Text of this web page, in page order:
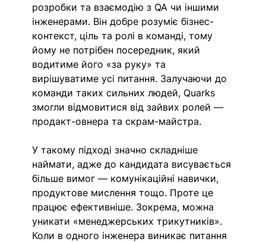
розробки та взаємодію з QA чи іншими
інженерами. Він добре розуміє бізнес-
контекст, ціль та ролі в команді, тому
йому не потрібен посередник, який
водитиме його «за руку» та
вирішуватиме усі питання. Залучаючи до
команди таких сильних людей, Quarks
змогли відмовитися від зайвих ролей —
продакт-овнера та скрам-майстра.
У такому підході значно складніше
наймати, адже до кандидата висувається
більше вимог — комунікаційні навички,
продуктове мислення тощо. Проте це
працює ефективніше. Зокрема, можна
уникати «менеджерських трикутників».
Коли в одного інженера виникає питання